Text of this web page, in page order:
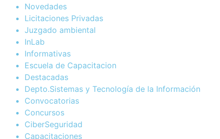
Novedades
Licitaciones Privadas
Juzgado ambiental
InLab
Informativas
Escuela de Capacitacion
Destacadas
Depto.Sistemas y Tecnología de la Información
Convocatorias
Concursos
CiberSeguridad
Capacitaciones